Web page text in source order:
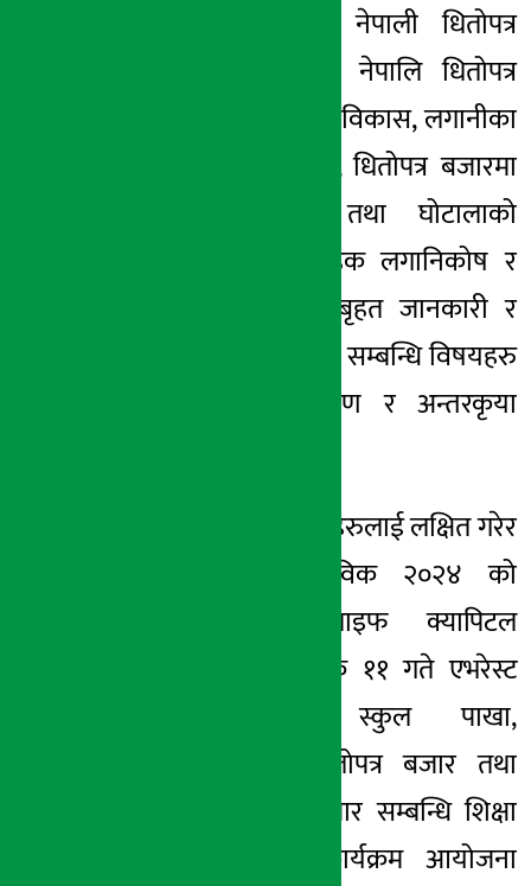
उक्त कार्यक्रममा नेपाली धितोपत्र
बजारको पृष्ठभुमि, नेपालि धितोपत्र
बजारको प्राविधक विकास, लगानीका
आधारभुत पक्षहरु, धितोपत्र बजारमा
हुने धोकाधडी तथा घोटालाको
रोकथाम , सामुहिक लगानिकोष र
योजना सम्बन्धि बृहत जानकारी र
लगानी व्यवस्थापन सम्बन्धि विषयहरु
समेटेर प्रस्तुतिकरण र अन्तरकृया
साथै युवा विद्यार्थीहरुलाई लक्षित गरेर
वर्ल्ड इन्भेस्टर विक २०२४ को
अवसरमा सनलाइफ क्यापिटल
लिमिटेडले कार्तिक ११ गते एभरेस्ट
सेकेण्डरी बोर्डिङ स्कुल पाखा,
काठमाण्डौंमा धितोपत्र बजार तथा
वस्तु विनियम बजार सम्बन्धि शिक्षा
तथा सचेतना कार्यक्रम आयोजना